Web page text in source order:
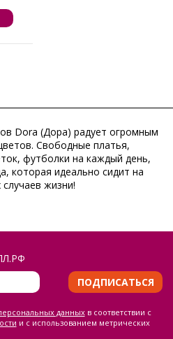
Dora (Дора) радует огромным
Свободные платья,
футболки на каждый день,
которая идеально сидит на
жизни!
ПОДПИСАТЬСЯ
данныхв соответствии с
и с использованием метрических